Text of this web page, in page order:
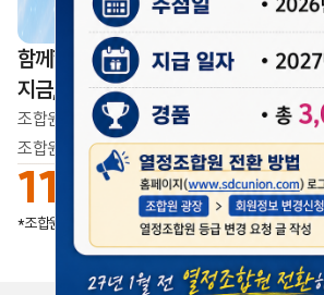
함께할수록 더 단단해집니다
지금, 우리의 목소리가 모이고 있습니다
조합원이 만드는 변화,
조합원이 만드는 삼성디스플레이의 내일
11,297명
*조합원가입 수 업데이트일2026.08.08